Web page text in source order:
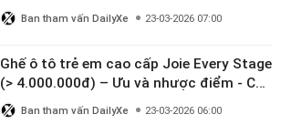
Ban tham vấn DailyXe 23-03-2026 07:00
Ghế ô tô trẻ em cao cấp Joie Every Stage
(> 4.000.000đ) – Ưu và nhược điểm - Có
đáng đầu tư cho bé từ 0–12 tuổi?
Ban tham vấn DailyXe 23-03-2026 06:00